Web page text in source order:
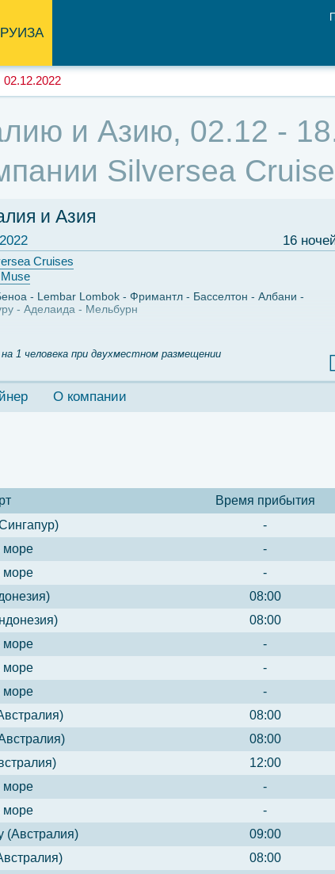
02.12.2022
и Азию, 02.12 -
Silversea
и Азия
16
Cruises
Lembar Lombok Фримантл Басселтон
Албани
Аделаида Мельбурн
1 человека при двухместном размещении
О компании
Время прибытия
-
море -
море -
08:00
08:00
море -
море -
море -
08:00
08:00
12:00
море -
море -
(Австралия) 09:00
08:00